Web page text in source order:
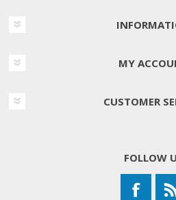
MY
CUSTOMER
FOLLOW